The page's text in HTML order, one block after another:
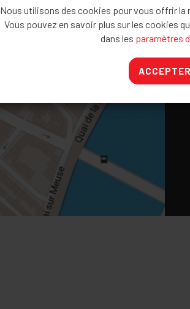
Nous utilisons des cookies pour vous offrir la
Vous pouvez en savoir plus sur les cookies
dans les paramètres
ACCEPTER